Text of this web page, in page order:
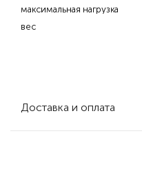
максимальная нагрузка
вес
Доставка и оплата